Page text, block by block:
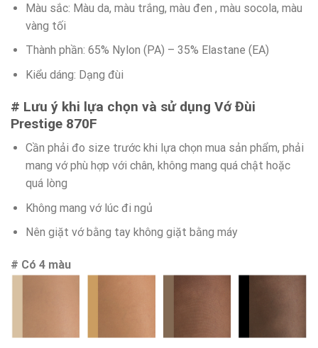
Màu sắc: Màu da, màu trắng, màu đen , màu socola, màu
vàng tối
Thành phần: 65% Nylon (PA) – 35% Elastane (EA)
Kiểu dáng: Dạng đùi
# Lưu ý khi lựa chọn và sử dụng Vớ Đùi
Prestige 870F
Cần phải đo size trước khi lựa chọn mua sản phẩm, phải
mang vớ phù hợp với chân, không mang quá chật hoặc
quá lòng
Không mang vớ lúc đi ngủ
Nên giặt vớ bằng tay không giặt bằng máy
# Có 4 màu